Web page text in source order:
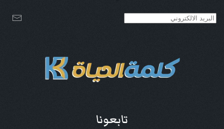
تابعونا